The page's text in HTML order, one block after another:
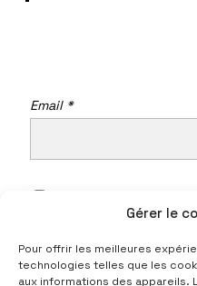
Gérer le
Pour offrir les meilleures
technologies telles que les
aux informations des appareils.
Email *